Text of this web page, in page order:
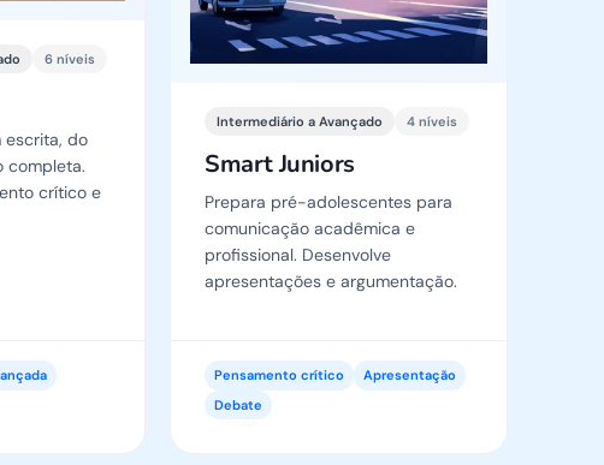
6 níveis
escrita, do
completa.
crítico e
Intermediário a Avançado 4 níveis
Smart Juniors
Prepara pré-adolescentes para
comunicação acadêmica e
profissional. Desenvolve
apresentações e argumentação.
Pensamento crítico
Apresentação
Debate